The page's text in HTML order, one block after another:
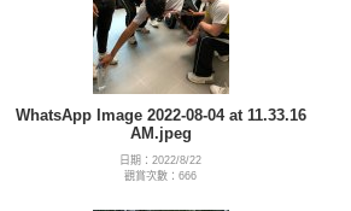
WhatsApp Image 2022-08-04 at 11.33.16
AM.jpeg
日期：2022/8/22
觀賞次數：666